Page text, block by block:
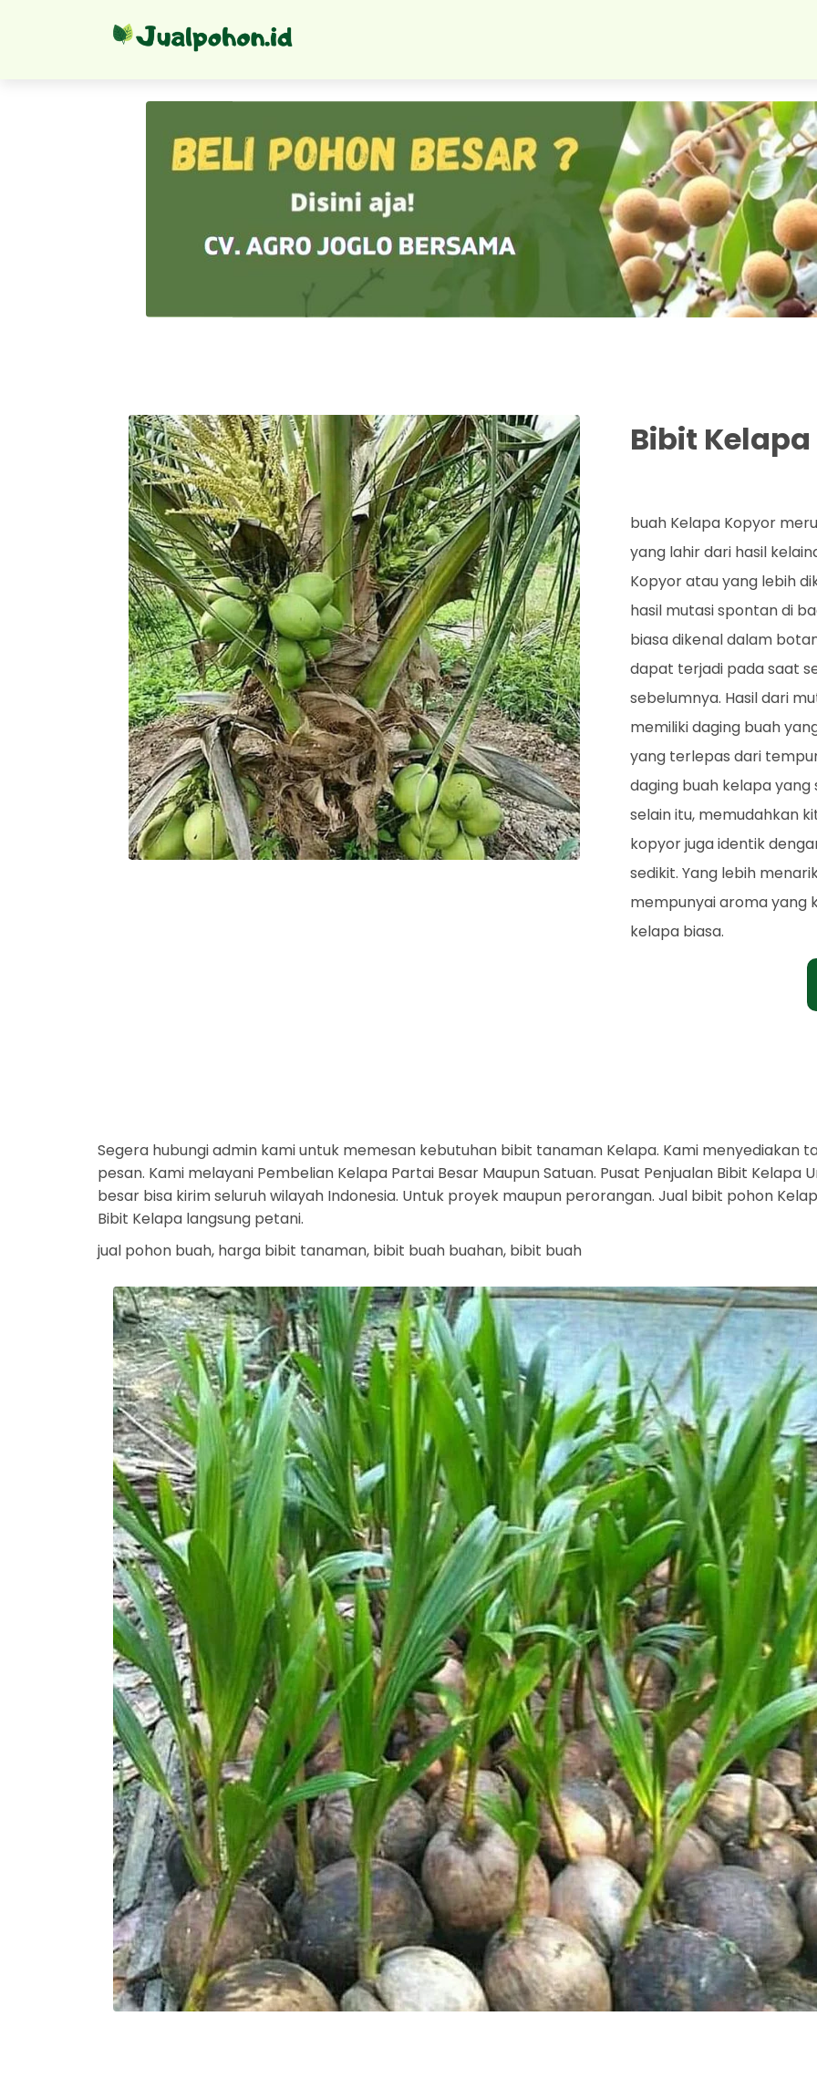
Bibit
buah Kelapa Kopyor
yang lahir dari hasil
Kopyor atau yang lebih
hasil mutasi spontan di
biasa dikenal dalam
dapat terjadi pada saat
sebelumnya. Hasil dari
memiliki daging buah
yang terlepas dari
daging buah kelapa
selain itu, memudahkan
kopyor juga identik
sedikit. Yang lebih
mempunyai aroma yang
kelapa biasa.
Segera hubungi admin kami untuk memesan kebutuhan bibit tanaman Kelapa. Kami menyediakan
pesan. Kami melayani Pembelian Kelapa Partai Besar Maupun Satuan. Pusat Penjualan Bibit Kelapa
besar bisa kirim seluruh wilayah Indonesia. Untuk proyek maupun perorangan. Jual bibit pohon
Bibit Kelapa langsung petani.
jual pohon buah, harga bibit tanaman, bibit buah buahan, bibit buah